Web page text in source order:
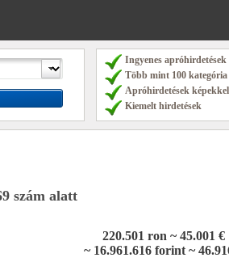
Ingyenes apróhirdetések
Több mint 100 kategória
Apróhirdetések képekkel
Kiemelt hirdetések
szám alatt
220.501 ron ~ 45.001 €
~ 16.961.616 forint ~